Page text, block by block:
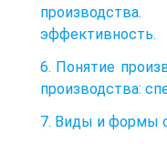
эффективность.
6. Понятие
производства:
7. Виды и формы